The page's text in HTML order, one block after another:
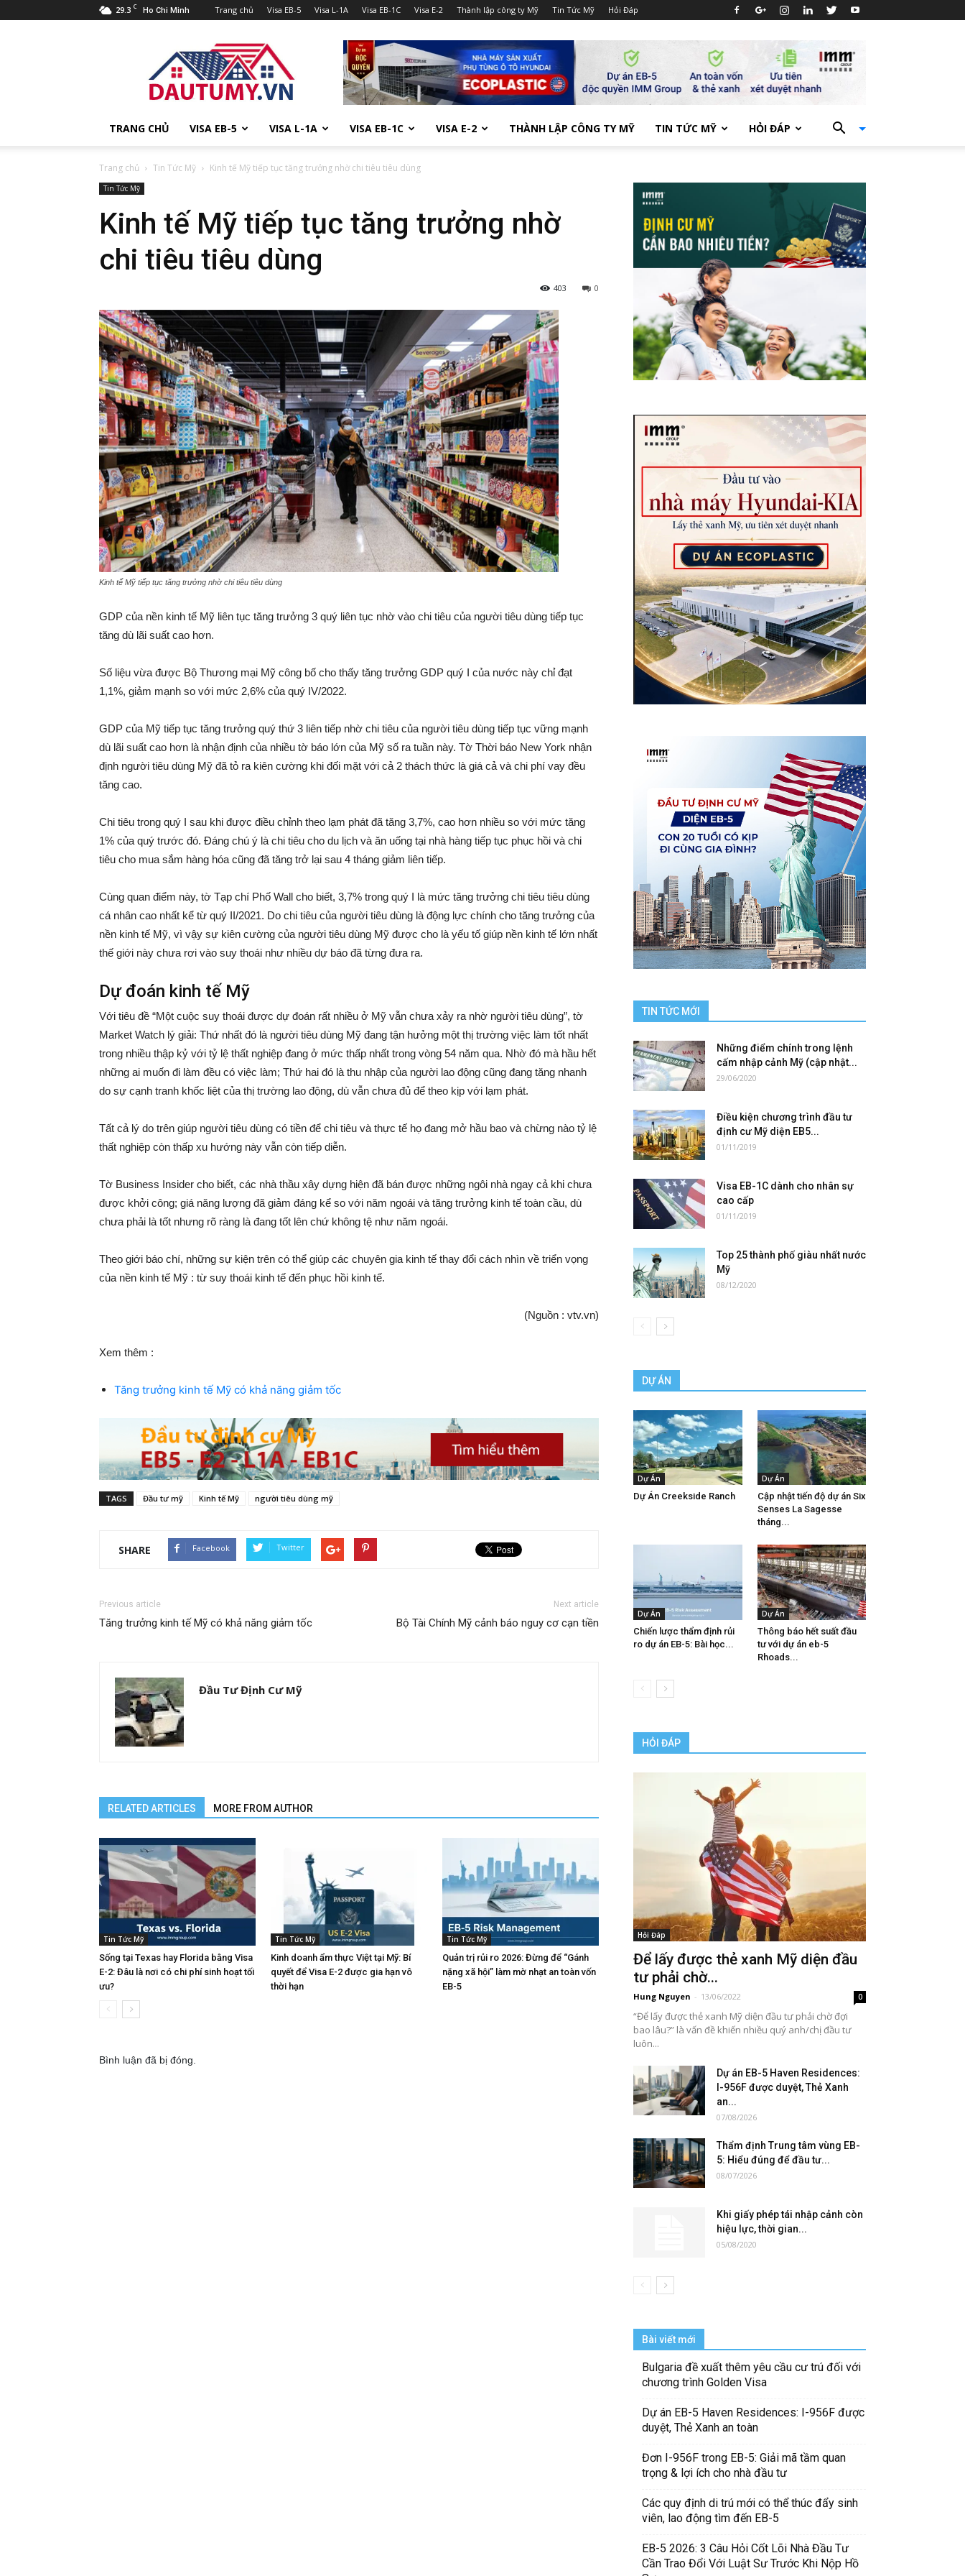
29.3 C Ho Chi Minh Trang chủ Visa EB-5 Visa L-1A Visa EB-1C Visa E-2 Thành lập công ty Mỹ Tin Tức Mỹ Hỏi Đáp
Mỹ
TRANG CHỦ VISA EB-5 VISA L-1A VISA EB-1C VISA E-2 THÀNH LẬP CÔNG TY MỸ TIN TỨC MỸ HỎI ĐÁP
Trang chủ Tin Tức Mỹ Kinh tế Mỹ tiếp tục tăng trưởng nhờ chi tiêu tiêu dùng
Tin Tức Mỹ
Kinh tế Mỹ tiếp tục tăng trưởng nhờ
chi tiêu tiêu dùng
0
403
Kinh tế Mỹ tiếp tục tăng trưởng nhờ chi tiêu tiêu dùng
GDP của nền kinh tế Mỹ liên tục tăng trưởng 3 quý liên tục nhờ vào chi tiêu của người tiêu dùng tiếp tục
tăng dù lãi suất cao hơn.
Số liệu vừa được Bộ Thương mại Mỹ công bố cho thấy tăng trưởng GDP quý I của nước này chỉ đạt
1,1%, giảm mạnh so với mức 2,6% của quý IV/2022.
GDP của Mỹ tiếp tục tăng trưởng quý thứ 3 liên tiếp nhờ chi tiêu của người tiêu dùng tiếp tục vững mạnh
dù lãi suất cao hơn là nhận định của nhiều tờ báo lớn của Mỹ số ra tuần này. Tờ Thời báo New York nhận
định người tiêu dùng Mỹ đã tỏ ra kiên cường khi đối mặt với cả 2 thách thức là giá cả và chi phí vay đều
tăng cao.
Chi tiêu trong quý I sau khi được điều chỉnh theo lạm phát đã tăng 3,7%, cao hơn nhiều so với mức tăng
1% của quý trước đó. Đáng chú ý là chi tiêu cho du lịch và ăn uống tại nhà hàng tiếp tục phục hồi và chi
tiêu cho mua sắm hàng hóa cũng đã tăng trở lại sau 4 tháng giảm liên tiếp.
Cùng quan điểm này, tờ Tạp chí Phố Wall cho biết, 3,7% trong quý I là mức tăng trưởng chi tiêu tiêu dùng
cá nhân cao nhất kể từ quý II/2021. Do chi tiêu của người tiêu dùng là động lực chính cho tăng trưởng của
nền kinh tế Mỹ, vì vậy sự kiên cường của người tiêu dùng Mỹ được cho là yếu tố giúp nền kinh tế lớn nhất
thế giới này chưa rơi vào suy thoái như nhiều dự báo đã từng đưa ra.
Dự đoán kinh tế Mỹ
Với tiêu đề “Một cuộc suy thoái được dự đoán rất nhiều ở Mỹ vẫn chưa xảy ra nhờ người tiêu dùng”, tờ
Market Watch lý giải: Thứ nhất đó là người tiêu dùng Mỹ đang tận hưởng một thị trường việc làm tốt nhất
trong nhiều thập kỷ với tỷ lệ thất nghiệp đang ở mức thấp nhất trong vòng 54 năm qua. Nhờ đó mà hầu hết
những ai muốn đi làm đều có việc làm; Thứ hai đó là thu nhập của người lao động cũng đang tăng nhanh
do sự cạnh tranh khốc liệt của thị trường lao động, dù vẫn chưa đủ để theo kịp với lạm phát.
Tất cả lý do trên giúp người tiêu dùng có tiền để chi tiêu và thực tế họ đang mở hầu bao và chừng nào tỷ lệ
thất nghiệp còn thấp xu hướng này vẫn còn tiếp diễn.
Tờ Business Insider cho biết, các nhà thầu xây dựng hiện đã bán được những ngôi nhà ngay cả khi chưa
được khởi công; giá năng lượng đã giảm đáng kể so với năm ngoái và tăng trưởng kinh tế toàn cầu, dù
chưa phải là tốt nhưng rõ ràng là đang tốt lên chứ không tệ như năm ngoái.
Theo giới báo chí, những sự kiện trên có thể giúp các chuyên gia kinh tế thay đổi cách nhìn về triển vọng
của nền kinh tế Mỹ : từ suy thoái kinh tế đến phục hồi kinh tế.
(Nguồn : vtv.vn)
Xem thêm :
Tăng trưởng kinh tế Mỹ có khả năng giảm tốc
TAGS Đầu tư mỹ Kinh tế Mỹ người tiêu dùng mỹ
SHARE Facebook Twitter
Previous article
Tăng trưởng kinh tế Mỹ có khả năng giảm tốc
Next article
Bộ Tài Chính Mỹ cảnh báo nguy cơ cạn tiền
Đầu Tư Định Cư Mỹ
RELATED ARTICLES MORE FROM AUTHOR
Tin Tức Mỹ
Sống tại Texas hay Florida bằng Visa
E-2: Đâu là nơi có chi phí sinh hoạt tối
ưu?
Tin Tức Mỹ
Kinh doanh ẩm thực Việt tại Mỹ: Bí
quyết để Visa E-2 được gia hạn vô
thời hạn
Tin Tức Mỹ
Quản trị rủi ro 2026: Đừng để “Gánh
nặng xã hội” làm mờ nhạt an toàn vốn
EB-5
Bình luận đã bị đóng.
TIN TỨC MỚI
Những điểm chính trong lệnh
cấm nhập cảnh Mỹ (cập nhật...
29/06/2020
Điều kiện chương trình đầu tư
định cư Mỹ diện EB5...
01/11/2019
Visa EB-1C dành cho nhân sự
cao cấp
01/11/2019
Top 25 thành phố giàu nhất nước
Mỹ
08/12/2020
DỰ ÁN
Dự Án
Dự Án Creekside Ranch
Dự Án
Cập nhật tiến độ dự án Six
Senses La Sagesse
tháng...
Dự Án
Chiến lược thẩm định rủi
ro dự án EB-5: Bài học...
Dự Án
Thông báo hết suất đầu
tư với dự án eb-5
Rhoads...
HỎI ĐÁP
Hỏi Đáp
Để lấy được thẻ xanh Mỹ diện đầu
tư phải chờ...
Hung Nguyen - 13/06/2022 0
“Để lấy được thẻ xanh Mỹ diện đầu tư phải chờ đợi
bao lâu?” là vấn đề khiến nhiều quý anh/chị đầu tư
luôn...
Dự án EB-5 Haven Residences:
I-956F được duyệt, Thẻ Xanh
an...
07/08/2026
Thẩm định Trung tâm vùng EB-
5: Hiểu đúng để đầu tư...
08/07/2026
Khi giấy phép tái nhập cảnh còn
hiệu lực, thời gian...
05/08/2020
Bài viết mới
Bulgaria đề xuất thêm yêu cầu cư trú đối với
chương trình Golden Visa
Dự án EB-5 Haven Residences: I-956F được
duyệt, Thẻ Xanh an toàn
Đơn I-956F trong EB-5: Giải mã tầm quan
trọng & lợi ích cho nhà đầu tư
Các quy định di trú mới có thể thúc đẩy sinh
viên, lao động tìm đến EB-5
EB-5 2026: 3 Câu Hỏi Cốt Lõi Nhà Đầu Tư
Cần Trao Đổi Với Luật Sư Trước Khi Nộp Hồ